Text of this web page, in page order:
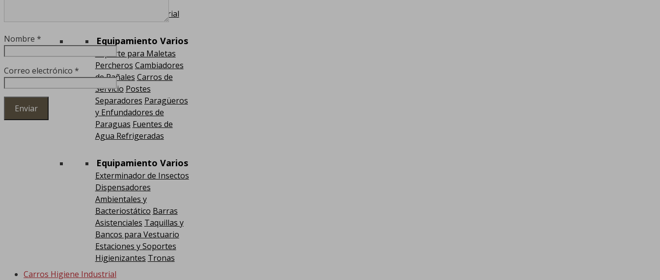
Portabobina Industrial
Equipamiento Varios
Soporte para Maletas
Percheros Cambiadores
de Pañales Carros de
Servicio Postes
Separadores Paragüeros
y Enfundadores de
Paraguas Fuentes de
Agua Refrigeradas
Equipamiento Varios
Exterminador de Insectos
Dispensadores
Ambientales y
Bacteriostático Barras
Asistenciales Taquillas y
Bancos para Vestuario
Estaciones y Soportes
Higienizantes Tronas
Carros Higiene Industrial
Nombre *
Correo electrónico *